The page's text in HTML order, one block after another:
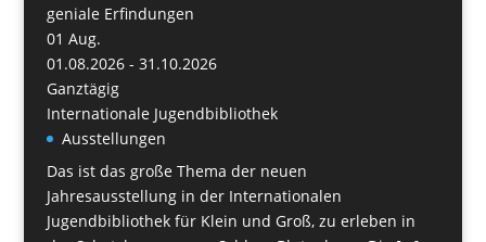
geniale Erfindungen
01 Aug.
01.08.2026 - 31.10.2026
Ganztägig
Internationale Jugendbibliothek
Ausstellungen
Das ist das große Thema der neuen
Jahresausstellung in der Internationalen
Jugendbibliothek für Klein und Groß, zu erleben in